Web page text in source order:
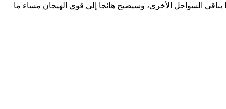
بباقي السواحل الأخرى، وسيصبح هائجا إلى قوي الهيجان مساء ما